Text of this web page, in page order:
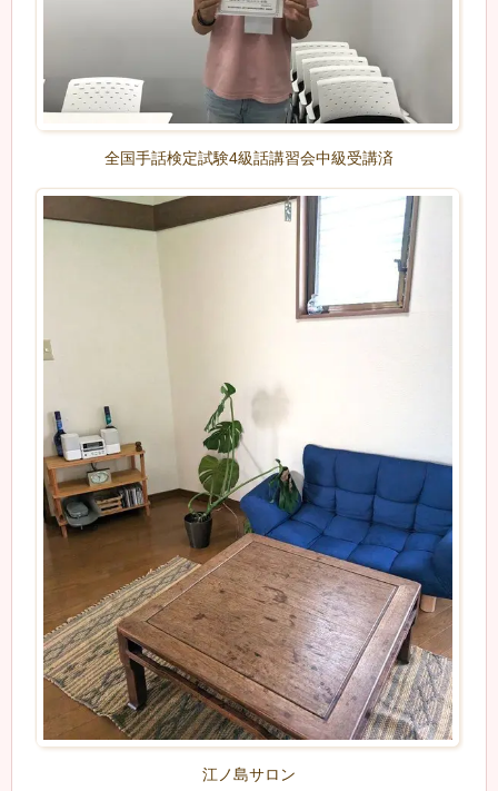
全国手話検定試験4級話講習会中級受講済
江ノ島サロン